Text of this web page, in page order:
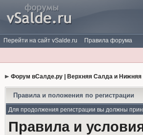
Перейти на сайт vSalde.ru Правила форума
Форум вСалде.ру | Верхняя Салда и
Правила и положения по регистрации
Для продолжения регистрации вы должны
Правила и